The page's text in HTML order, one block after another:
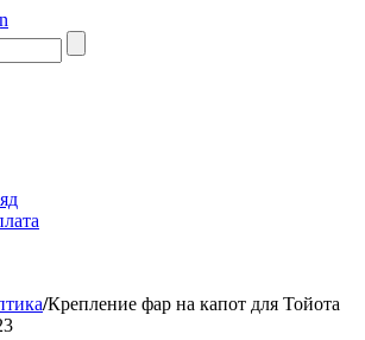
/Крепление фар на капот для Тойота